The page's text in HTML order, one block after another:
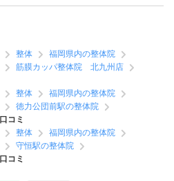
整体
福岡県内の整体院
筋膜カッパ整体院 北九州店
整体
福岡県内の整体院
徳力公団前駅の整体院
口コミ
整体
福岡県内の整体院
守恒駅の整体院
口コミ